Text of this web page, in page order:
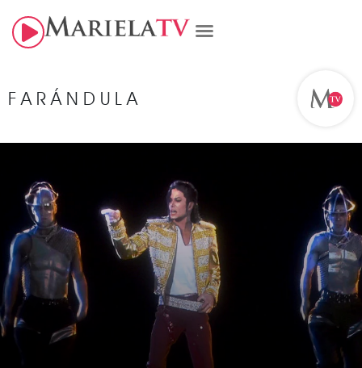
FARÁNDULA